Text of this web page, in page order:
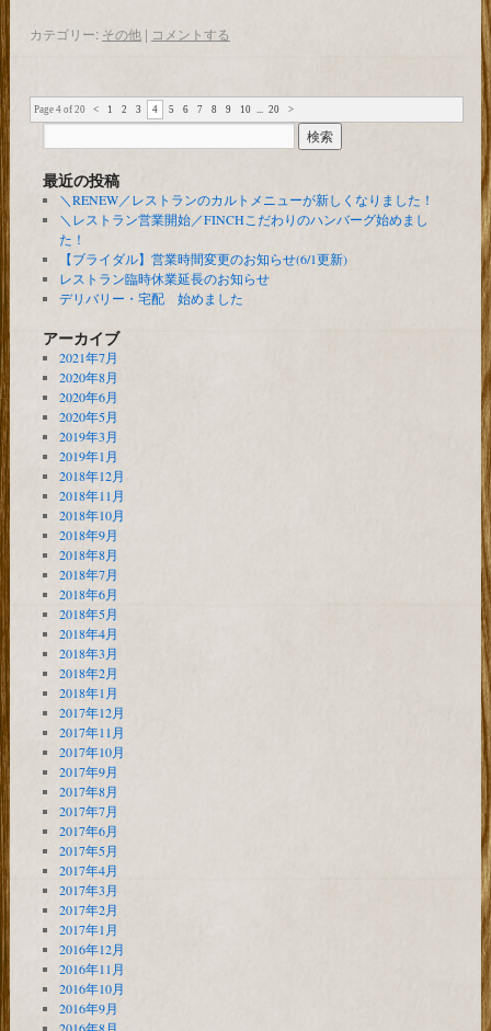
カテゴリー: その他 | コメントする
Page 4 of 20 < 1 2 3 4 5 6 7 8 9 10 ... 20 >
最近の投稿
＼RENEW／レストランのカルトメニューが新しくなりました！
＼レストラン営業開始／FINCHこだわりのハンバーグ始めまし
た！
【ブライダル】営業時間変更のお知らせ(6/1更新)
レストラン臨時休業延長のお知らせ
デリバリー・宅配 始めました
アーカイブ
2021年7月
2020年8月
2020年6月
2020年5月
2019年3月
2019年1月
2018年12月
2018年11月
2018年10月
2018年9月
2018年8月
2018年7月
2018年6月
2018年5月
2018年4月
2018年3月
2018年2月
2018年1月
2017年12月
2017年11月
2017年10月
2017年9月
2017年8月
2017年7月
2017年6月
2017年5月
2017年4月
2017年3月
2017年2月
2017年1月
2016年12月
2016年11月
2016年10月
2016年9月